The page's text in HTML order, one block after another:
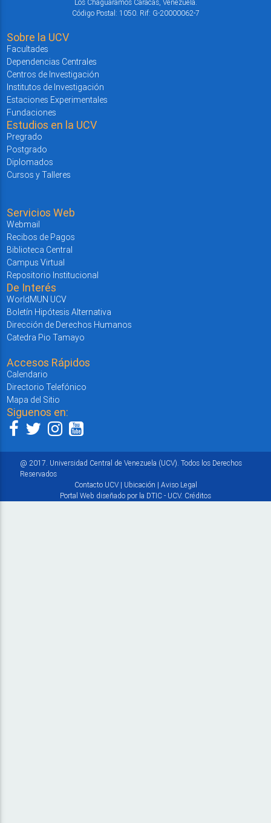
Los Chaguaramos Caracas, Venezuela.
Código Postal: 1050. Rif: G-20000062-7
Sobre la UCV
Facultades
Dependencias Centrales
Centros de Investigación
Institutos de Investigación
Estaciones Experimentales
Fundaciones
Estudios en la UCV
Pregrado
Postgrado
Diplomados
Cursos y Talleres
Servicios Web
Webmail
Recibos de Pagos
Biblioteca Central
Campus Virtual
Repositorio Institucional
De Interés
WorldMUN UCV
Boletín Hipótesis Alternativa
Dirección de Derechos Humanos
Catedra Pio Tamayo
Accesos Rápidos
Calendario
Directorio Telefónico
Mapa del Sitio
Siguenos en:
@ 2017. Universidad Central de Venezuela (UCV). Todos los Derechos
Reservados
Contacto UCV| Ubicación | Aviso Legal
Portal Web diseñado por la DTIC - UCV. Créditos